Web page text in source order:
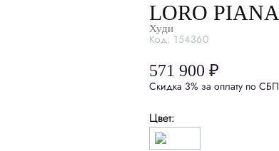
LORO PIANA
Худи
Код: 154360
571 900 ₽
Скидка 3% за оплату по СБП
Цвет: